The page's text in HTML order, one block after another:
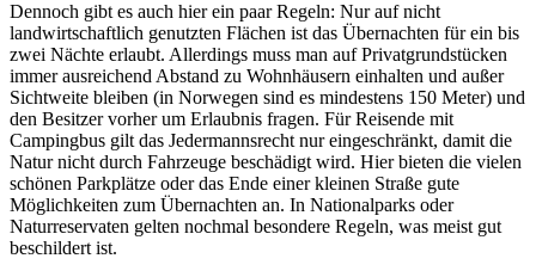
Dennoch gibt es auch hier ein paar Regeln: Nur auf nicht
landwirtschaftlich genutzten Flächen ist das Übernachten für ein bis
zwei Nächte erlaubt. Allerdings muss man auf Privatgrundstücken
immer ausreichend Abstand zu Wohnhäusern einhalten und außer
Sichtweite bleiben (in Norwegen sind es mindestens 150 Meter) und
den Besitzer vorher um Erlaubnis fragen. Für Reisende mit
Campingbus gilt das Jedermannsrecht nur eingeschränkt, damit die
Natur nicht durch Fahrzeuge beschädigt wird. Hier bieten die vielen
schönen Parkplätze oder das Ende einer kleinen Straße gute
Möglichkeiten zum Übernachten an. In Nationalparks oder
Naturreservaten gelten nochmal besondere Regeln, was meist gut
beschildert ist.